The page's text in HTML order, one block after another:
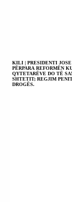
KILI | PRESIDENTI
PËRPARA REFORMËN
QYTETARËVE DO TË
SHTETIT; REGJIM
DROGËS.